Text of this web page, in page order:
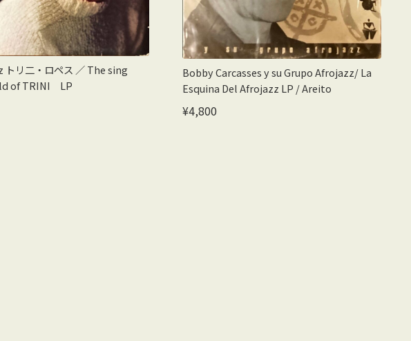
リ二・ロペス ／ The sing
of TRINI LP
Bobby Carcasses y su Grupo Afrojazz/ La
Esquina Del Afrojazz LP / Areito
¥4,800